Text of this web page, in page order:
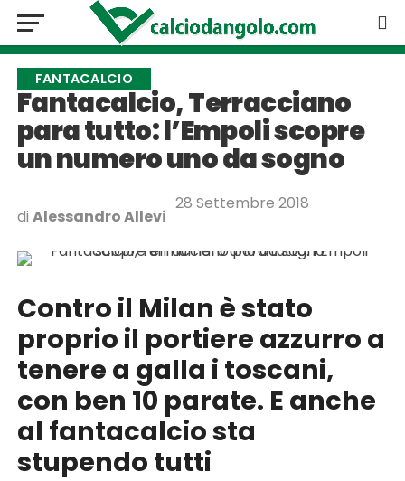
FANTACALCIO
Fantacalcio, Terracciano
para tutto: l’Empoli scopre
un numero uno da sogno
di Alessandro Allevi
28 Settembre 2018
Contro il Milan è stato
proprio il portiere azzurro a
tenere a galla i toscani,
con ben 10 parate. E anche
al fantacalcio sta
stupendo tutti